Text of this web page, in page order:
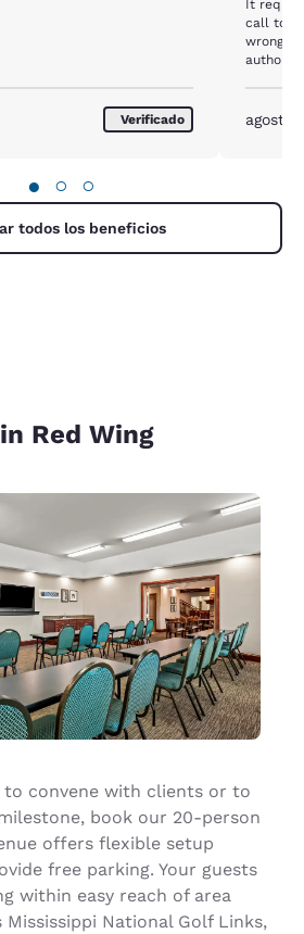
Verificado
It
call to
wrong. I
giving
agosto
● ○ ○
todos los beneficios
Red Wing
to convene with clients or to
book our 20-person
offers flexible setup
free parking. Your guests
within easy reach of area
National Golf Links,